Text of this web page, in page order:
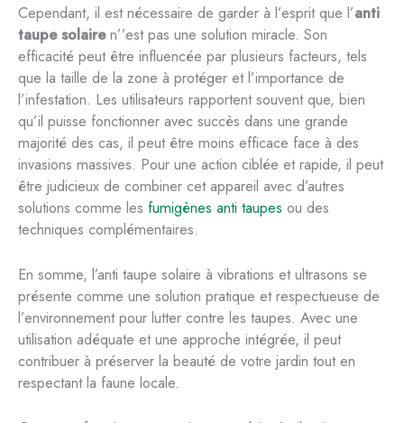
Cependant, il est nécessaire de garder à l’esprit que l’anti
taupe solairen’’est pas une solution miracle. Son
efficacité peut être influencée par plusieurs facteurs, tels
que la taille de la zone à protéger et l’importance de
l’infestation. Les utilisateurs rapportent souvent que, bien
qu’il puisse fonctionner avec succès dans une grande
majorité des cas, il peut être moins efficace face à des
invasions massives. Pour une action ciblée et rapide, il peut
être judicieux de combiner cet appareil avec d’autres
solutions comme les fumigènes anti taupes ou des
techniques complémentaires.
En somme, l’anti taupe solaire à vibrations et ultrasons se
présente comme une solution pratique et respectueuse de
l’environnement pour lutter contre les taupes. Avec une
utilisation adéquate et une approche intégrée, il peut
contribuer à préserver la beauté de votre jardin tout en
respectant la faune locale.